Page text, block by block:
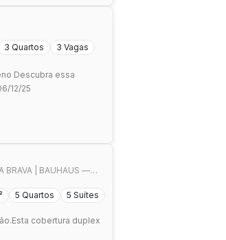
3 Quartos 3 Vagas
Descubra essa
12/25
BRAVA | BAUHAUS —
5 Quartos 5 Suítes
cobertura duplex